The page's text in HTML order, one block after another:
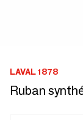
LAVAL 1878
Ruban